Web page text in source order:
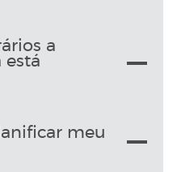
a
está
meu